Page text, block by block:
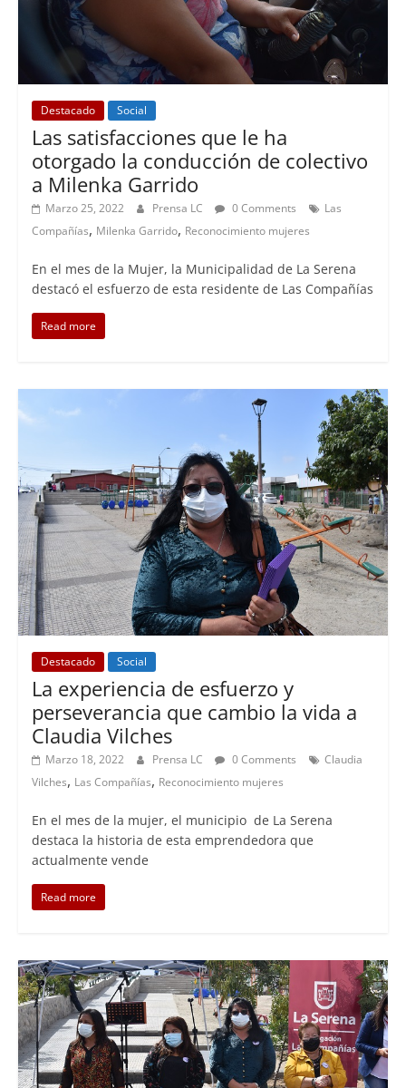
Destacado Social
Las satisfacciones que le ha
otorgado la conducción de colectivo
a Milenka Garrido
Marzo 25, 2022 Prensa LC 0 Comments
Las
Compañías, Milenka Garrido, Reconocimiento mujeres
En el mes de la Mujer, la Municipalidad de La Serena
destacó el esfuerzo de esta residente de Las Compañías
Read more
Destacado Social
La experiencia de esfuerzo y
perseverancia que cambio la vida a
Claudia Vilches
Marzo 18, 2022 Prensa LC 0 Comments
Claudia
Vilches, Las Compañías, Reconocimiento mujeres
En el mes de la mujer, el municipio de La Serena
destaca la historia de esta emprendedora que
actualmente vende
Read more